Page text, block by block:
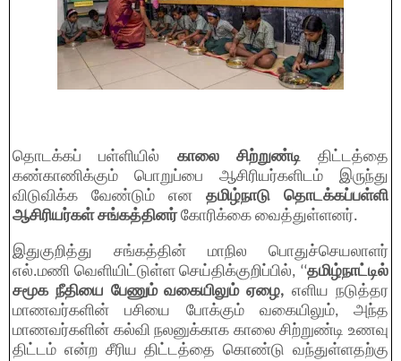
தொடக்கப் பள்ளியில் காலை சிற்றுண்டிதிட்டத்தை
கண்காணிக்கும் பொறுப்பை ஆசிரியர்களிடம் இருந்து
விடுவிக்க வேண்டும் என தமிழ்நாடு தொடக்கப்பள்ளி
ஆசிரியர்கள் சங்கத்தினர்கோரிக்கை வைத்துள்ளனர்.
இதுகுறித்து சங்கத்தின் மாநில பொதுச்செயலாளர்
எல்.மணி வெளியிட்டுள்ள செய்திக்குறிப்பில், ‘‘தமிழ்நாட்டில்
சமூக நீதியை பேணும் வகையிலும் ஏழை, எளிய நடுத்தர
மாணவர்களின் பசியை போக்கும் வகையிலும், அந்த
மாணவர்களின் கல்வி நலனுக்காக காலை சிற்றுண்டி உணவு
திட்டம் என்ற சீரிய திட்டத்தை கொண்டு வந்துள்ளதற்கு